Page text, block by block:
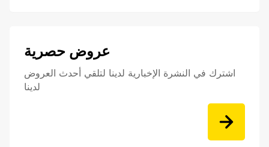
عروض حصرية
اشترك في النشرة الإخبارية لدينا لتلقي أحدث العروض
لدينا